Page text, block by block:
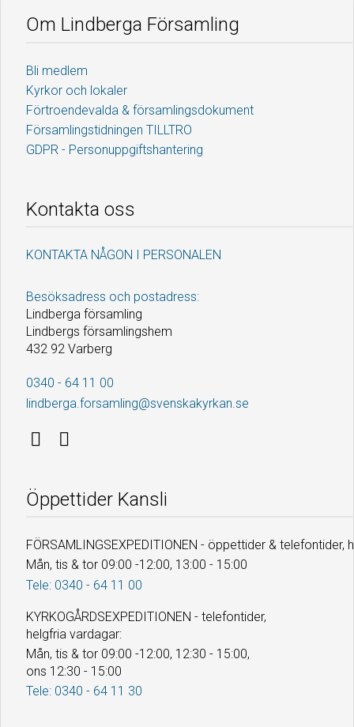
Om Lindberga Församling
Bli medlem
Kyrkor och lokaler
Förtroendevalda & församlingsdokument
Församlingstidningen TILLTRO
GDPR - Personuppgiftshantering
Kontakta oss
KONTAKTA NÅGON I PERSONALEN
Besöksadress och postadress:
Lindberga församling
Lindbergs församlingshem
432 92 Varberg
0340 - 64 11 00
lindberga.forsamling@svenskakyrkan.se
Öppettider Kansli
FÖRSAMLINGSEXPEDITIONEN - öppettider & telefontider,
Mån, tis & tor 09:00 -12:00, 13:00 - 15:00
Tele: 0340 - 64 11 00
KYRKOGÅRDSEXPEDITIONEN - telefontider,
helgfria vardagar:
Mån, tis & tor 09:00 -12:00, 12:30 - 15:00,
ons 12:30 - 15:00
Tele: 0340 - 64 11 30